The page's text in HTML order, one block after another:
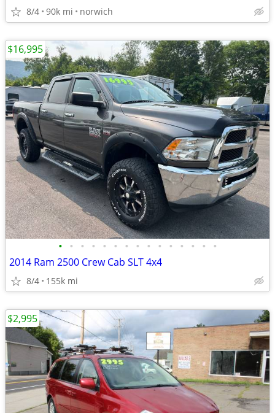
8/4 90k mi norwich
• • • • • • • • • • • • • • •
2014 Ram 2500 Crew Cab SLT 4x4
8/4 155k mi
$16,995
$2,995